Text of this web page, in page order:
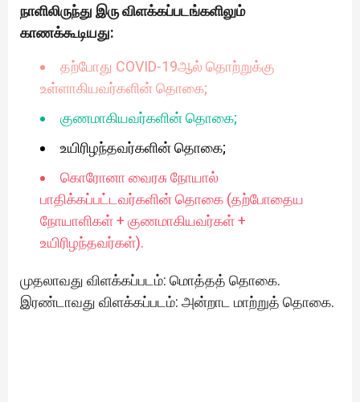
நாளிலிருந்து இரு விளக்கப்படங்களிலும்
காணக்கூடியது:
தற்போது COVID-19ஆல் தொற்றுக்கு
உள்ளாகியவர்களின் தொகை;
குணமாகியவர்களின் தொகை;
உயிரிழந்தவர்களின் தொகை;
கொரோனா வைரசு நோயால்
பாதிக்கப்பட்டவர்களின் தொகை (தற்போதைய
நோயாளிகள் + குணமாகியவர்கள் +
உயிரிழந்தவர்கள்).
முதலாவது விளக்கப்படம்: மொத்தத் தொகை.
இரண்டாவது விளக்கப்படம்: அன்றாட மாற்றுத் தொகை.